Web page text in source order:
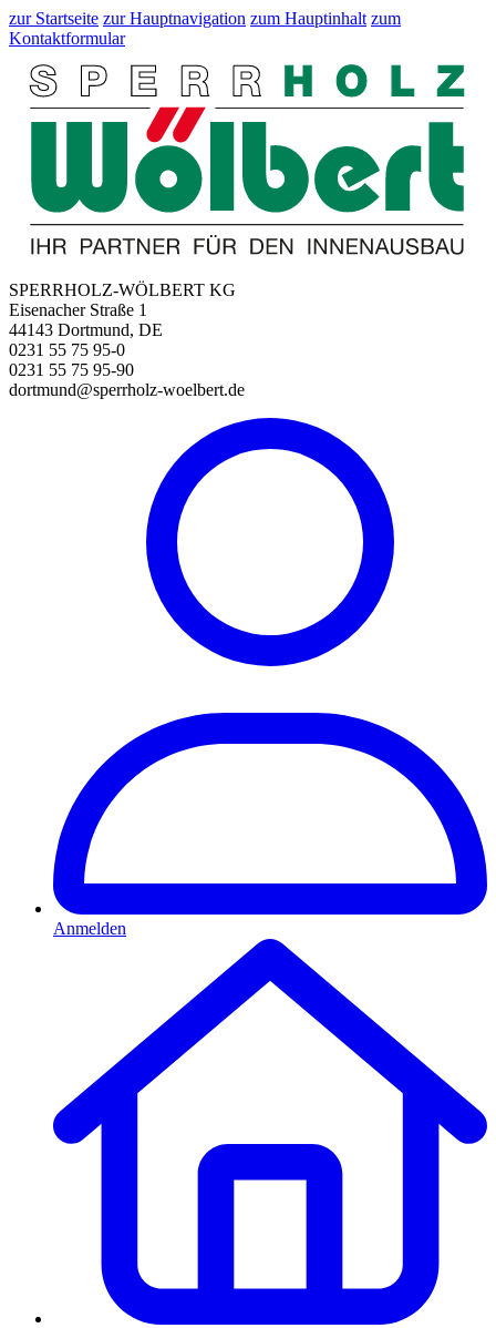
zur Startseite zur Hauptnavigation zum Hauptinhalt zum
Kontaktformular
SPERRHOLZ-WÖLBERT KG
Eisenacher Straße 1
44143 Dortmund, DE
0231 55 75 95-0
0231 55 75 95-90
dortmund@sperrholz-woelbert.de
Anmelden